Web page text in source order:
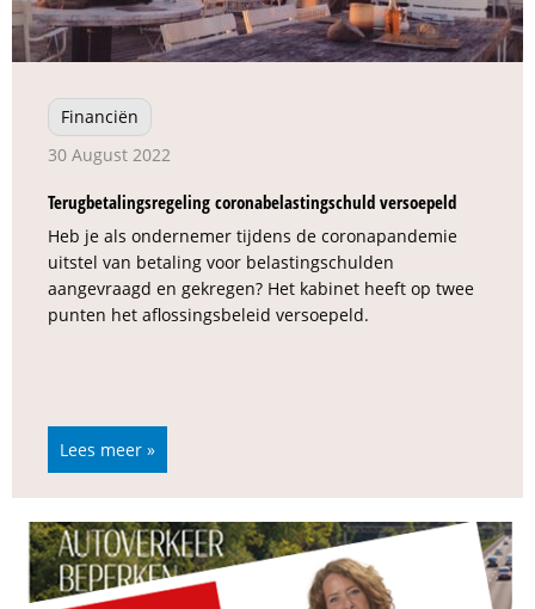
Financiën
30 August 2022
Terugbetalingsregeling coronabelastingschuld versoepeld
Heb je als ondernemer tijdens de coronapandemie
uitstel van betaling voor belastingschulden
aangevraagd en gekregen? Het kabinet heeft op twee
punten het aflossingsbeleid versoepeld.
Lees meer »